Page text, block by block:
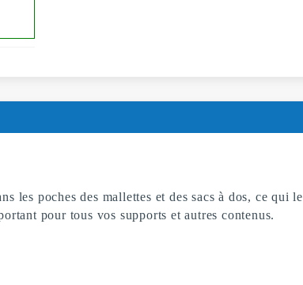
les poches des mallettes et des sacs à dos, ce qui le
pour tous vos supports et autres contenus.